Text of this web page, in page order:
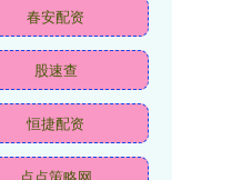
春安配资
股速查
恒捷配资